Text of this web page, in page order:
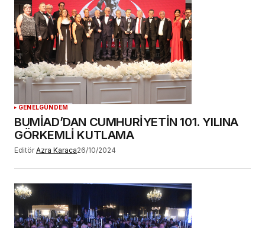
GENELGÜNDEM
BUMİAD’DAN CUMHURİYETİN 101. YILINA
GÖRKEMLİ KUTLAMA
Editör Azra Karaca26/10/2024